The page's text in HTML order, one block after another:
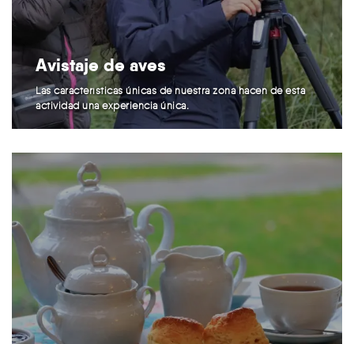
Avistaje de aves
Las características únicas de nuestra zona hacen de esta
actividad una experiencia única.